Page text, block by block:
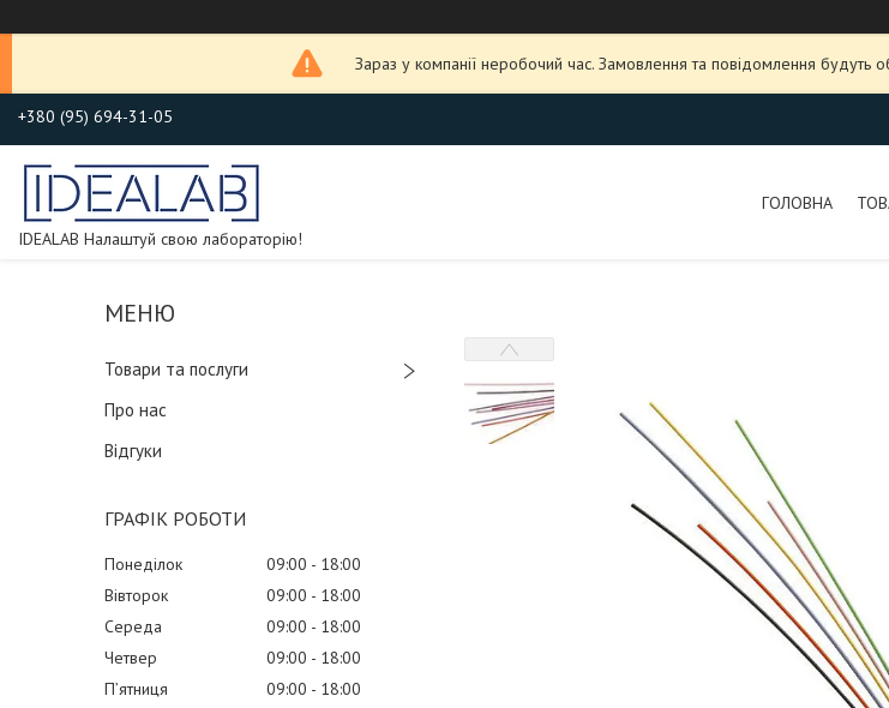
Зараз у компанії неробочий час. Замовлення та повідомлення
+380 (95) 694-31-05
IDEALAB Налаштуй свою лабораторію!
ГОЛОВНА
Товари та послуги
Про нас
Відгуки
ГРАФІК РОБОТИ
Понеділок 09:00
18:00
Вівторок
09:00
18:00
Середа
09:00
18:00
Четвер
09:00
18:00
Пʼятниця
09:00
18:00